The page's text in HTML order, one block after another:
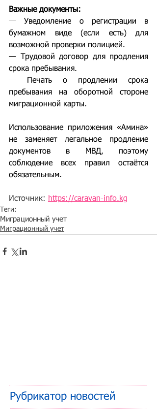
Важные документы:
— Уведомление о регистрации в
бумажном виде (если есть) для
возможной проверки полицией.
— Трудовой договор для продления
срока пребывания.
— Печать о продлении срока
пребывания на оборотной стороне
миграционной карты.
Использование приложения «Амина»
не заменяет легальное продление
документов в МВД, поэтому
соблюдение всех правил остаётся
обязательным.
Источник: https://caravan-info.kg
Теги:
Миграционный учет
Миграционный учет
Рубрикатор новостей